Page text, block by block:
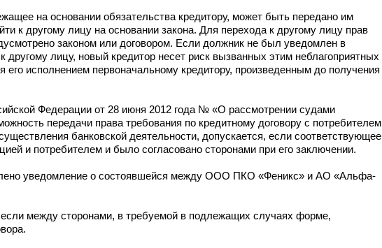
на основании обязательства кредитору, может быть передано им
к другому лицу на основании закона. Для перехода к другому лицу прав
законом или договором. Если должник не был уведомлен в
лицу, новый кредитор несет риск вызванных этим неблагоприятных
исполнением первоначальному кредитору, произведенным до получения
Федерации от 28 июня 2012 года № «О рассмотрении судами
передачи права требования по кредитному договору с потребителем
банковской деятельности, допускается, если соответствующее
и потребителем и было согласовано сторонами при его заключении.
уведомление о состоявшейся между ООО ПКО «Феникс» и АО «Альфа-
между сторонами, в требуемой в подлежащих случаях форме,